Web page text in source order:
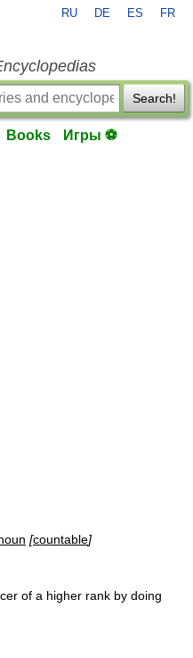
RU DE ES FR
Search!
Books Игры ⚽
[countable]
of a higher rank by doing